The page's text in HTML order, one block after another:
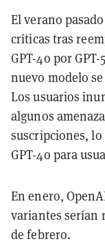
El verano
críticas tras
GPT-4o por
nuevo modelo
Los usuarios
algunos
suscripciones,
GPT-4o para
En enero,
variantes serían
de febrero.